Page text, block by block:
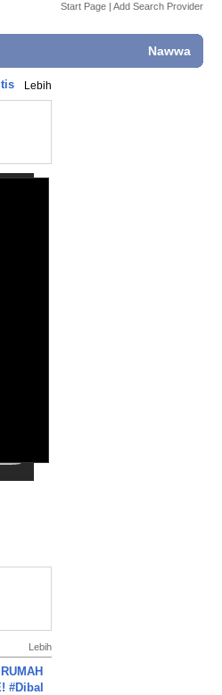
Start Page | Add Search Provider
Nawwa
Lebih
Lebih
#Dibal